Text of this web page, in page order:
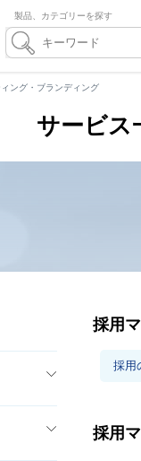
製品、カテゴリーを探す
ング・ブランディング
サービス
採用
採用
採用